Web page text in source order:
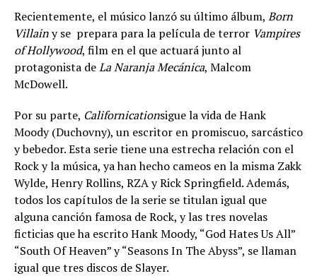
Recientemente, el músico lanzó su último álbum, Born
Villainy se prepara para la película de terror Vampires
of Hollywood, film en el que actuará junto al
protagonista deLa Naranja Mecánica, Malcom
McDowell.
Por su parte, Californicationsigue la vida de Hank
Moody (Duchovny), un escritor en promiscuo, sarcástico
y bebedor. Esta serie tiene una estrecha relación con el
Rock y la música, ya han hecho cameos en la misma Zakk
Wylde, Henry Rollins, RZA y Rick Springfield. Además,
todos los capítulos de la serie se titulan igual que
alguna canción famosa de Rock, y las tres novelas
ficticias que ha escrito Hank Moody, “God Hates Us All”
“South Of Heaven” y “Seasons In The Abyss”, se llaman
igual que tres discos de Slayer.